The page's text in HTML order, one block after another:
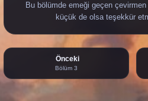
Bu bölümde emeği geçen
küçük de olsa teşekkür
Önceki
Bölüm 3